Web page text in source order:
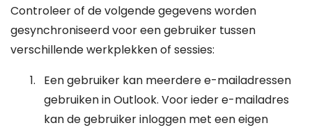
Controleer of de volgende gegevens worden
gesynchroniseerd voor een gebruiker tussen
verschillende werkplekken of sessies:
Een gebruiker kan meerdere e-mailadressen
gebruiken in Outlook. Voor ieder e-mailadres
kan de gebruiker inloggen met een eigen